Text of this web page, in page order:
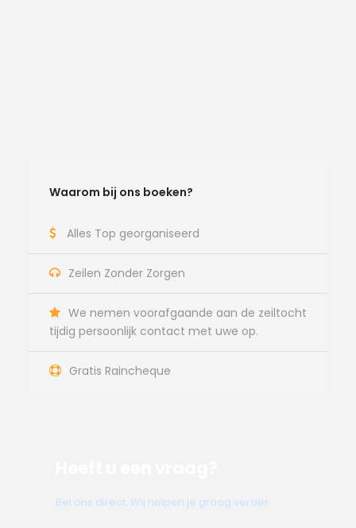
Waarom bij ons boeken?
Alles Top georganiseerd
Zeilen Zonder Zorgen
We nemen voorafgaande aan de zeiltocht
tijdig persoonlijk contact met uwe op.
Gratis Raincheque
Bel ons direct. Wij helpen je graag verder.